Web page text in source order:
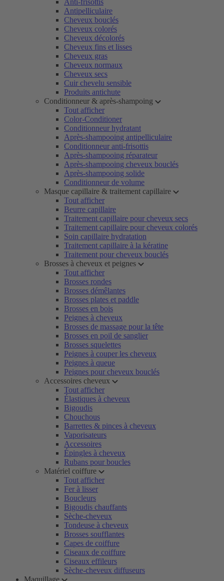
Anti-frisottis
Antipelliculaire
Cheveux bouclés
Cheveux colorés
Cheveux décolorés
Cheveux fins et lisses
Cheveux gras
Cheveux normaux
Cheveux secs
Cuir chevelu sensible
Produits antichute
Conditionneur & après-shampoing
Tout afficher
Color-Conditioner
Conditionneur hydratant
Après-shampooing antipelliculaire
Conditionneur anti-frisottis
Après-shampooing réparateur
Après-shampooing cheveux bouclés
Après-shampooing solide
Conditionneur de volume
Masque capillaire & traitement capillaire
Tout afficher
Beurre capillaire
Traitement capillaire pour cheveux secs
Traitement capillaire pour cheveux colorés
Soin capillaire hydratation
Traitement capillaire à la kératine
Traitement pour cheveux bouclés
Brosses à cheveux et peignes
Tout afficher
Brosses rondes
Brosses démêlantes
Brosses plates et paddle
Brosses en bois
Peignes à cheveux
Brosses de massage pour la tête
Brosses en poil de sanglier
Brosses squelettes
Peignes à couper les cheveux
Peignes à queue
Peignes pour cheveux bouclés
Accessoires cheveux
Tout afficher
Élastiques à cheveux
Bigoudis
Chouchous
Barrettes & pinces à cheveux
Vaporisateurs
Accessoires
Épingles à cheveux
Rubans pour boucles
Matériel coiffure
Tout afficher
Fer à lisser
Boucleurs
Bigoudis chauffants
Sèche-cheveux
Tondeuse à cheveux
Brosses soufflantes
Capes de coiffure
Ciseaux de coiffure
Ciseaux effileurs
Sèche-cheveux diffuseurs
Maquillage